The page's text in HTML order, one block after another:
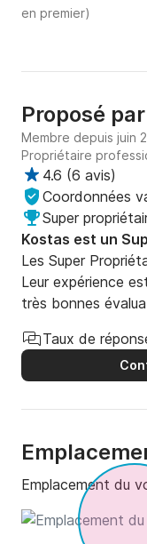
en premier)
Proposé par
Membre depuis juin
Propriétaire
4.6 (6 avis)
Coordonnées
Super
Kostas est un
Les Super
Leur expérience
très bonnes
Taux de
Emplacement du